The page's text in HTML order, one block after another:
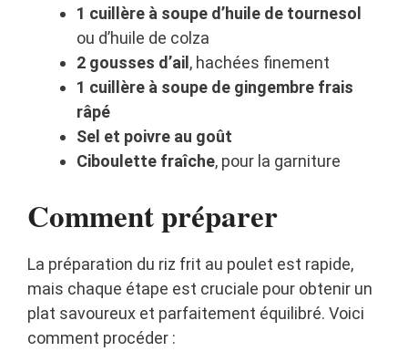
1 cuillère à soupe d’huile de tournesol
ou d’huile de colza
2 gousses d’ail , hachées finement
1 cuillère à soupe de gingembre frais
râpé
Sel et poivre au goût
Ciboulette fraîche, pour la garniture
Comment préparer
La préparation du riz frit au poulet est rapide,
mais chaque étape est cruciale pour obtenir un
plat savoureux et parfaitement équilibré. Voici
comment procéder :